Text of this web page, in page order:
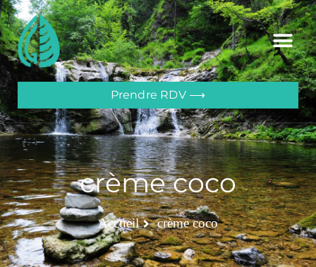
Prendre RDV ⟶
crème coco
Accueil crème coco